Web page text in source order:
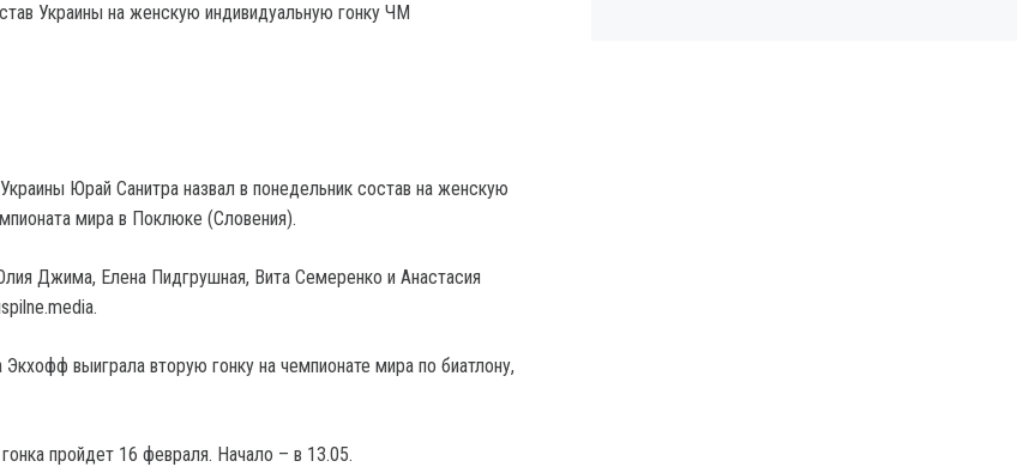
Украины на женскую индивидуальную гонку ЧМ
Юрай Санитра назвал в понедельник состав на женскую
мира в Поклюке (Словения).
Джима, Елена Пидгрушная, Вита Семеренко и Анастасия
выиграла вторую гонку на чемпионате мира по биатлону,
пройдет 16 февраля. Начало – в 13.05.